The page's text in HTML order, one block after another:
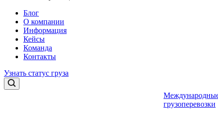
Блог
О компании
Информация
Кейсы
Команда
Контакты
Узнать статус груза
грузоперевозки